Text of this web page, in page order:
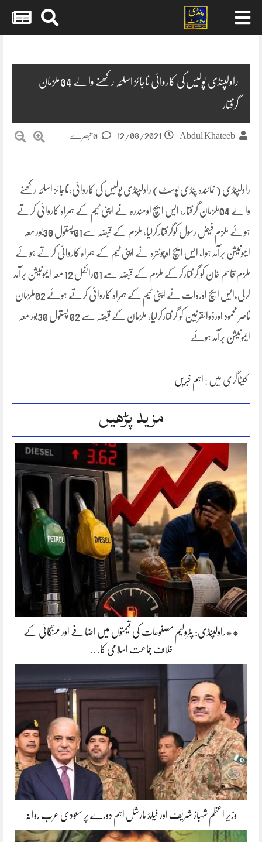
راولپنڈی پولیس کی کاروائی ناجائز اسلحہ رکھنے والے 04ملزمان
گرفتار
Abdul Khateeb
12/08/2021
راولپنڈی ( نمائندہ پنڈی پوسٹ) راولپنڈی پولیس کی کاروائی،ناجائز اسلحہ رکھنے
والے 04ملزمان گرفتار، ایس ایچ اومندرہ نے اپنی ٹیم کے ہمراہ کاروائی کرتے
ہوئے ملزم فیض رسول کوگرفتارکرلیا، ملزم کے قبضہ سے01پستول 30بور معہ
ایمونیشن برآمد ہوا، ایس ایچ اوچونترہ نے اپنی ٹیم کے ہمراہ کاروائی کرتے ہوئے
ملزم قاسم خان کو گرفتارکرکے ملزم کے قبضہ سے 01رائفل 12 معہ ایمونیشن برآمد
کرلی،ایس ایچ اوروات نے اپنی ٹیم کے ہمراہ کاروائی کرتے ہوئے 02ملزمان
ناصر محمود اورذوالقرنین کو گرفتارکرلیا، ملزمان کے قبضہ سے 02 پستول 30بور معہ
ایمونیشن برآمد ہوئے
کیٹاگری میں : اہم خبریں
مزید پڑھیں
**راولپنڈی: پٹرولیم مصنوعات کی قیمتوں میں اضافے اور مہنگائی کے
خلاف جماعت اسلامی کا…
وزیر اعظم شہباز شریف اور فیلڈ مارشل اہم دورے پر سعودی عرب روانہ